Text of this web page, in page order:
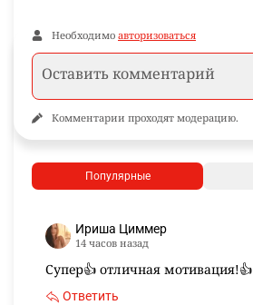
Необходимо авторизоваться
Комментарии проходят модерацию.
Популярные
Ириша Циммер
14 часов назад
Супер👍 отличная мотивация!👍
Ответить